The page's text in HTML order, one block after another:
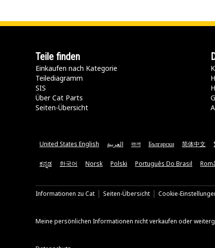
Teile finden
Einkaufen nach Kategorie
Teilediagramm
SIS
Über Cat Parts
Seiten-Übersicht
United States English العربية বাংলা Български 简体中文
ಕನ್ನಡ 한국어 Norsk Polski Português Do Brasil
Informationen zu Cat Seiten-Übersicht Cookie-
Meine persönlichen Informationen nicht verkaufen oder